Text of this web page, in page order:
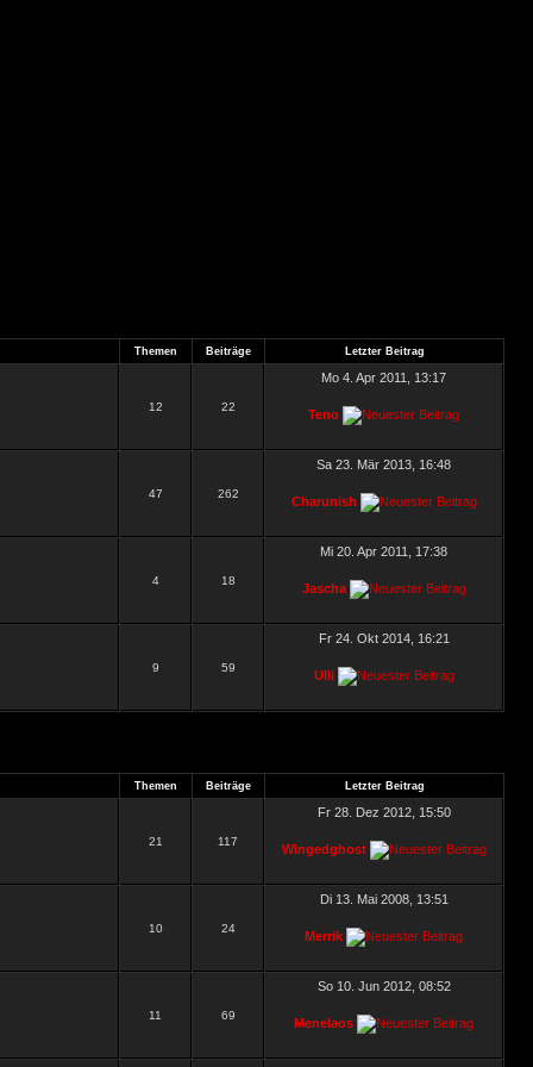
Themen Beiträge Letzter Beitrag
12 22
Mo 4. Apr 2011, 13:17
Teno
47 262
Sa 23. Mär 2013, 16:48
Charunish
4 18
Mi 20. Apr 2011, 17:38
Jascha
9 59
Fr 24. Okt 2014, 16:21
Ulli
Themen Beiträge Letzter Beitrag
21 117
Fr 28. Dez 2012, 15:50
Wingedghost
10 24
Di 13. Mai 2008, 13:51
Merrik
11 69
So 10. Jun 2012, 08:52
Menelaos